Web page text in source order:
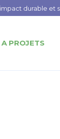
durable et
PROJETS